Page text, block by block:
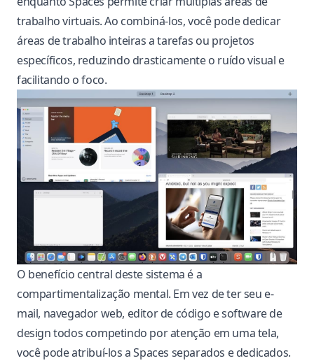
trabalho virtuais. Ao combiná-los, você pode dedicar
áreas de trabalho inteiras a tarefas ou projetos
específicos, reduzindo drasticamente o ruído visual e
facilitando o foco.
O benefício central deste sistema é a
compartimentalização mental. Em vez de ter seu e-
mail, navegador web, editor de código e software de
design todos competindo por atenção em uma tela,
você pode atribuí-los a Spaces separados e dedicados.